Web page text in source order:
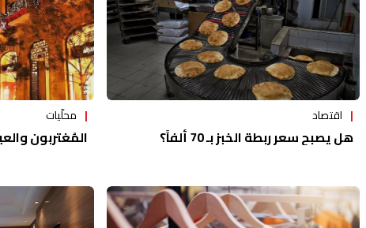
منوعات
اقتصاد
هل يصبح سعر ربطة الخبز بـ 70 ألفاً؟
محلّيات
المُغتربون